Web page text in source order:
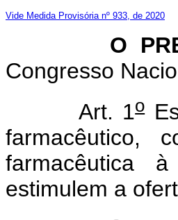
Vide Medida Provisória nº 933, de 2020
O
Congresso
Art. 1o
farmacêutico,
farmacêutica
estimulem a